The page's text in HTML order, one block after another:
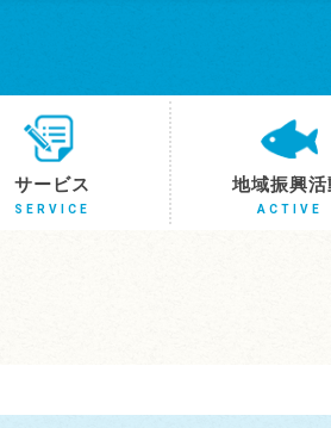
サービス
SERVICE
地域振興活
ACTIVE